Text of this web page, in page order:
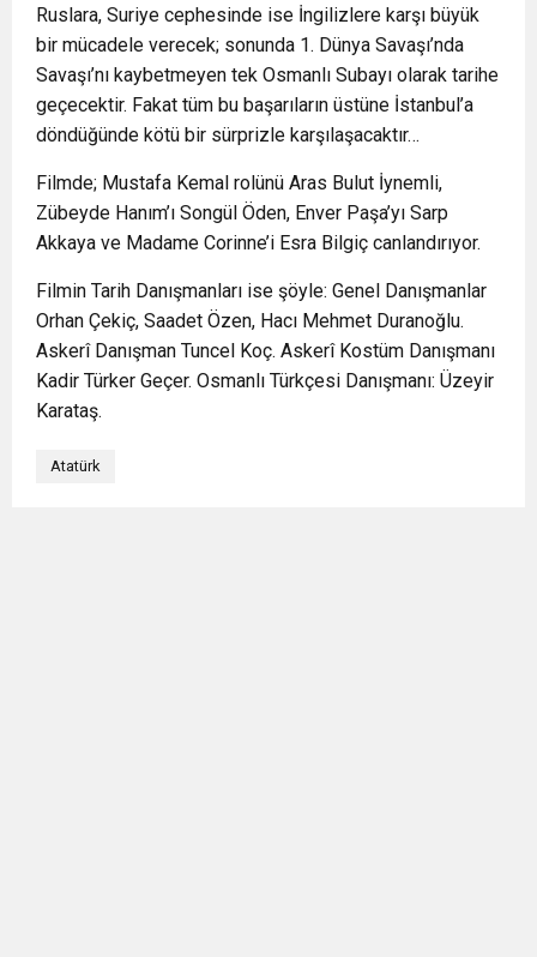
Ruslara, Suriye cephesinde ise İngilizlere karşı büyük
bir mücadele verecek; sonunda 1. Dünya Savaşı’nda
Savaşı’nı kaybetmeyen tek Osmanlı Subayı olarak tarihe
geçecektir. Fakat tüm bu başarıların üstüne İstanbul’a
döndüğünde kötü bir sürprizle karşılaşacaktır…
Filmde; Mustafa Kemal rolünü Aras Bulut İynemli,
Zübeyde Hanım’ı Songül Öden, Enver Paşa’yı Sarp
Akkaya ve Madame Corinne’i Esra Bilgiç canlandırıyor.
Filmin Tarih Danışmanları ise şöyle: Genel Danışmanlar
Orhan Çekiç, Saadet Özen, Hacı Mehmet Duranoğlu.
Askerî Danışman Tuncel Koç. Askerî Kostüm Danışmanı
Kadir Türker Geçer. Osmanlı Türkçesi Danışmanı: Üzeyir
Karataş.
Atatürk